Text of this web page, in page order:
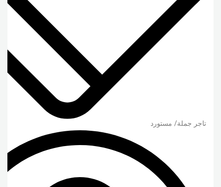
تاجر جملة/ مستورد